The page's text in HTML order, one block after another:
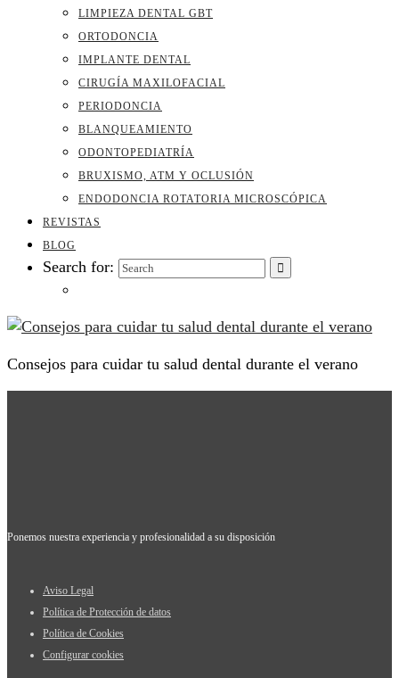
LIMPIEZA DENTAL GBT
ORTODONCIA
IMPLANTE DENTAL
CIRUGÍA MAXILOFACIAL
PERIODONCIA
BLANQUEAMIENTO
ODONTOPEDIATRÍA
BRUXISMO, ATM Y OCLUSIÓN
ENDODONCIA ROTATORIA MICROSCÓPICA
REVISTAS
BLOG
Search for:
Consejos para cuidar tu salud dental durante el verano
Ponemos nuestra experiencia y profesionalidad a su disposición
Aviso Legal
Política de Protección de datos
Política de Cookies
Configurar cookies